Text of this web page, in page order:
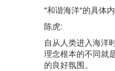
"和谐海洋"的具体
陈虎:
自从人类进入海洋
理念根本的不同就
的良好氛围。